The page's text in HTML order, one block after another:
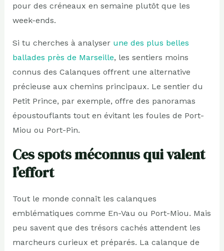
pour des créneaux en semaine plutôt que les
week-ends.
Si tu cherches à analyser une des plus belles
ballades près de Marseille, les sentiers moins
connus des Calanques offrent une alternative
précieuse aux chemins principaux. Le sentier du
Petit Prince, par exemple, offre des panoramas
époustouflants tout en évitant les foules de Port-
Miou ou Port-Pin.
Ces spots méconnus qui valent
l’effort
Tout le monde connaît les calanques
emblématiques comme En-Vau ou Port-Miou. Mais
peu savent que des trésors cachés attendent les
marcheurs curieux et préparés. La calanque de